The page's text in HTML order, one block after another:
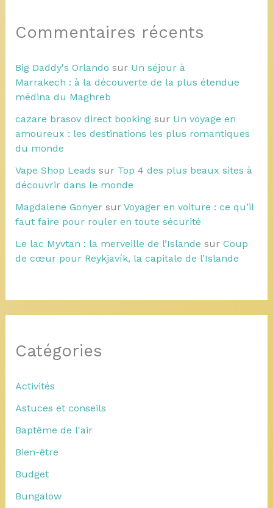
Commentaires récents
Big Daddy's Orlando sur Un séjour à
Marrakech : à la découverte de la plus étendue
médina du Maghreb
cazare brasov direct bookingsur Un voyage en
amoureux : les destinations les plus romantiques
du monde
Vape Shop Leads sur Top 4 des plus beaux sites à
découvrir dans le monde
Magdalene Gonyersur Voyager en voiture : ce qu’il
faut faire pour rouler en toute sécurité
Le lac Myvtan : la merveille de l’Islande sur Coup
de cœur pour Reykjavík, la capitale de l’Islande
Catégories
Activités
Astuces et conseils
Baptême de l'air
Bien-être
Budget
Bungalow